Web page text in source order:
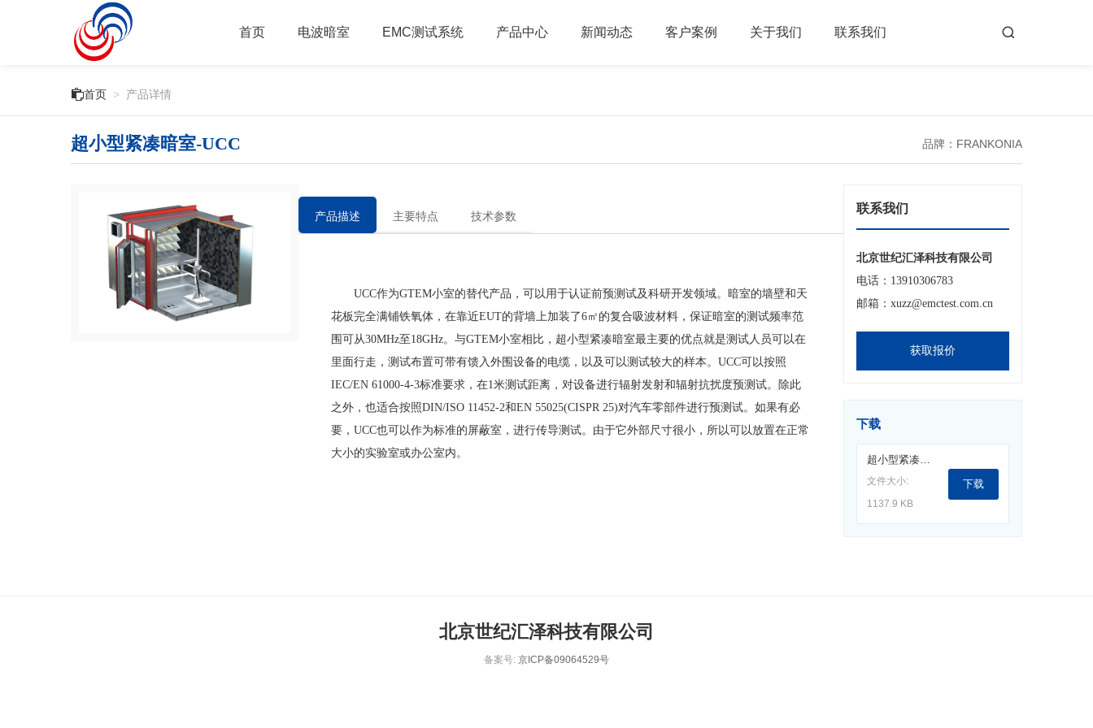
首页 电波暗室 EMC测试系统 产品中心 新闻动态 客户案例 关于我们 联系我们
首页 > 产品详情
超小型紧凑暗室-UCC 品牌：FRANKONIA
产品描述 主要特点 技术参数
UCC作为GTEM小室的替代产品，可以用于认证前预测试及科研开发领域。暗室的墙壁和天
花板完全满铺铁氧体，在靠近EUT的背墙上加装了6㎡的复合吸波材料，保证暗室的测试频率范
围可从30MHz至18GHz。与GTEM小室相比，超小型紧凑暗室最主要的优点就是测试人员可以在
里面行走，测试布置可带有馈入外围设备的电缆，以及可以测试较大的样本。UCC可以按照
IEC/EN 61000-4-3标准要求，在1米测试距离，对设备进行辐射发射和辐射抗扰度预测试。除此
之外，也适合按照DIN/ISO 11452-2和EN 55025(CISPR 25)对汽车零部件进行预测试。如果有必
要，UCC也可以作为标准的屏蔽室，进行传导测试。由于它外部尺寸很小，所以可以放置在正常
大小的实验室或办公室内。
联系我们
北京世纪汇泽科技有限公司
电话：13910306783
邮箱：xuzz@emctest.com.cn
获取报价
下载
超小型紧凑暗室-UCC.pdf
文件大小:
1137.9 KB
下载
北京世纪汇泽科技有限公司
备案号: 京ICP备09064529号